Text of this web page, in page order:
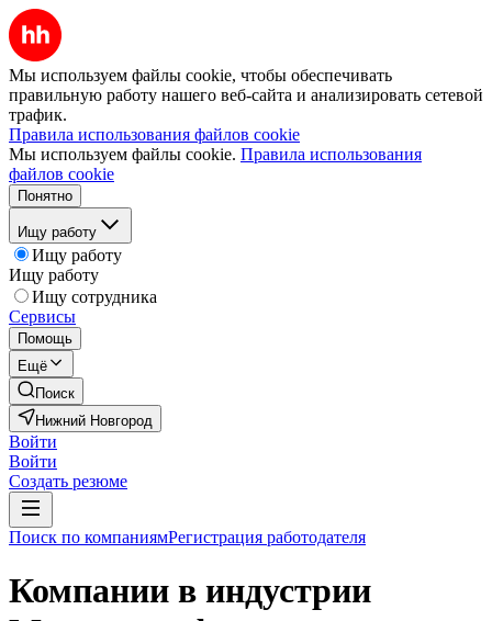
Мы используем файлы cookie, чтобы обеспечивать
правильную работу нашего веб-сайта и анализировать сетевой
трафик.
Правила использования файлов cookie
Мы используем файлы cookie. Правила использования
файлов cookie
Понятно
Ищу работу
Ищу работу
Ищу работу
Ищу сотрудника
Сервисы
Помощь
Ещё
Поиск
Нижний Новгород
Войти
Войти
Создать резюме
Поиск по компаниямРегистрация работодателя
Компании в индустрии